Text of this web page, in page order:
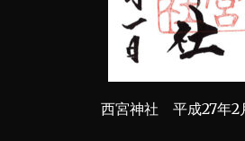
西宮神社 平成27年2